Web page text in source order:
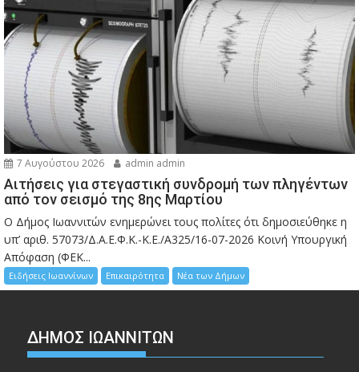
7 Αυγούστου 2026 admin admin
Αιτήσεις για στεγαστική συνδρομή των πληγέντων
από τον σεισμό της 8ης Μαρτίου
Ο Δήμος Ιωαννιτών ενημερώνει τους πολίτες ότι δημοσιεύθηκε η
υπ’ αριθ. 57073/Δ.Α.Ε.Φ.Κ.-Κ.Ε./Α325/16-07-2026 Κοινή Υπουργική
Απόφαση (ΦΕΚ...
Ειδήσεις Ιωαννίνων Επικαιρότητα Νέα των Δήμων
ΔΗΜΟΣ ΙΩΑΝΝΙΤΩΝ